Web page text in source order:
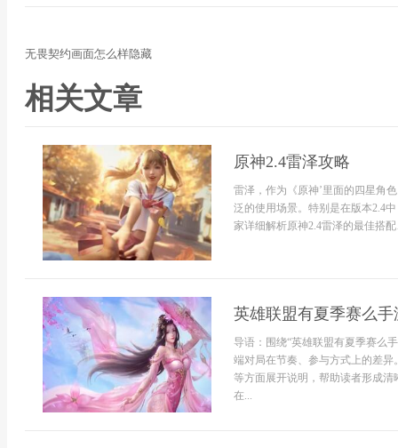
无畏契约画面怎么样隐藏
相关文章
原神2.4雷泽攻略
雷泽，作为《原神’里面的四星角
泛的使用场景。特别是在版本2.4
家详细解析原神2.4雷泽的最佳搭
英雄联盟有夏季赛么手
导语：围绕“英雄联盟有夏季赛么
端对局在节奏、参与方式上的差
等方面展开说明，帮助读者形成
在...